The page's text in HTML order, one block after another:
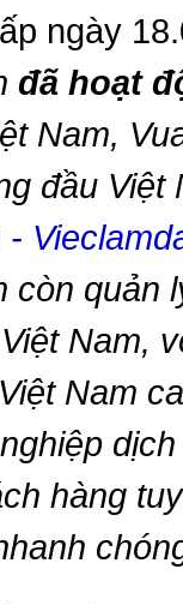
ngày
đã hoạt
Nam,
đầu
-
còn quản
Nam,
Nam
hàng